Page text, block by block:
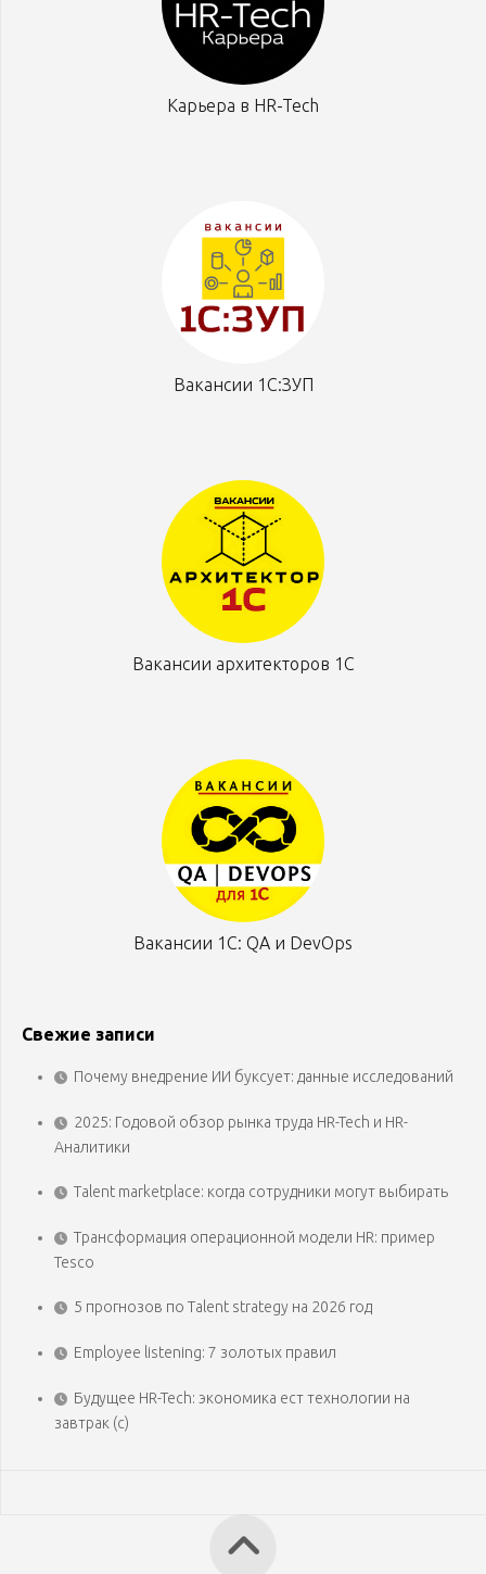
Карьера в HR-Tech
Вакансии 1С:ЗУП
Вакансии архитекторов 1С
Вакансии 1С: QA и DevOps
Свежие записи
Почему внедрение ИИ буксует: данные исследований
2025: Годовой обзор рынка труда HR-Tech и HR-
Аналитики
Talent marketplace: когда сотрудники могут выбирать
Трансформация операционной модели HR: пример
Tesco
5 прогнозов по Talent strategy на 2026 год
Employee listening: 7 золотых правил
Будущее HR-Tech: экономика ест технологии на
завтрак (с)